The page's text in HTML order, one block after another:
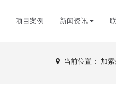
项目案例 新闻资讯
当前位置： 加索